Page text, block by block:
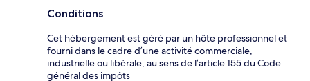
Conditions
Cet hébergement est géré par un hôte professionnel et
fourni dans le cadre d’une activité commerciale,
industrielle ou libérale, au sens de l’article 155 du Code
général des impôts